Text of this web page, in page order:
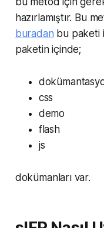
hazırlamıştır. Bu
buradan bu paketi
paketin içinde;
css
demo
flash
js
dokümanları var.